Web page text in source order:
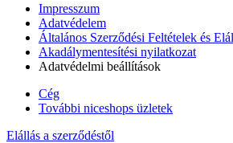
Impresszum
Adatvédelem
Általános Szerződési Feltételek és
Akadálymentesítési nyilatkozat
Adatvédelmi beállítások
Cég
További niceshops üzletek
Elállás a szerződéstől